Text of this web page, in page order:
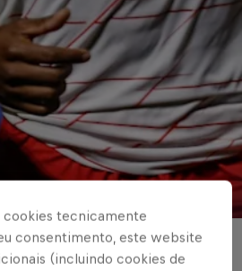
tecnicamente
consentimento, este website
(incluindo cookies de